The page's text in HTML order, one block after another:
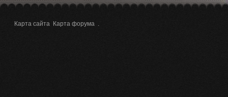
Карта сайта Карта форума